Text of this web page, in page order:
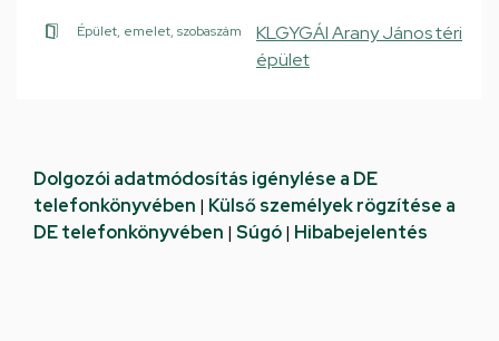
Épület, emelet, szobaszám
KLGYGÁI Arany János téri
épület
Dolgozói adatmódosítás igénylése a DE
telefonkönyvében | Külső személyek rögzítése a
DE telefonkönyvében | Súgó| Hibabejelentés